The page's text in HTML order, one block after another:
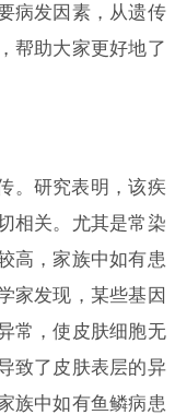
病发因素，从遗传
帮助大家更好地了
。研究表明，该疾
相关。尤其是常染
高，家族中如有患
家发现，某些基因
常，使皮肤细胞无
致了皮肤表层的异
族中如有鱼鳞病患